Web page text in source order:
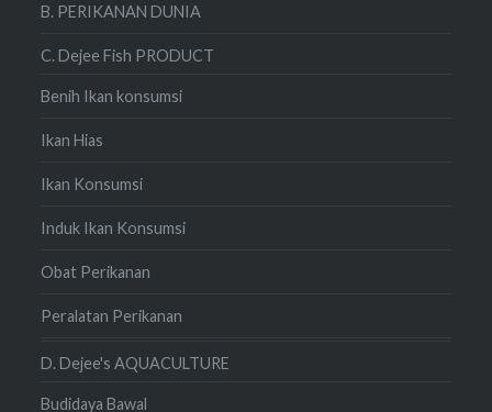
B. PERIKANAN DUNIA
C. Dejee Fish PRODUCT
Benih Ikan konsumsi
Ikan Hias
Ikan Konsumsi
Induk Ikan Konsumsi
Obat Perikanan
Peralatan Perikanan
D. Dejee's AQUACULTURE
Budidaya Bawal